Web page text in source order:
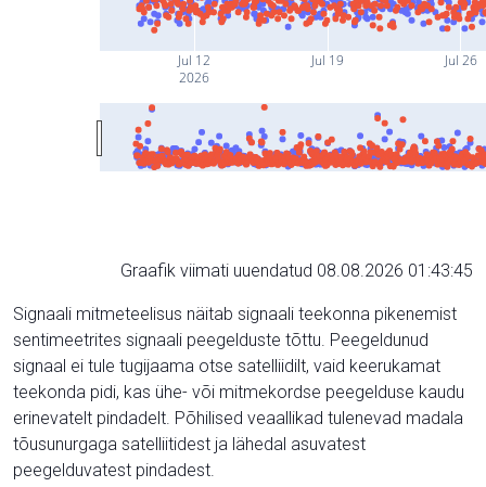
Jul 12
2026
Jul 19 Jul 26
Graafik viimati uuendatud 08.08.2026 01:43:45
Signaali mitmeteelisus näitab signaali teekonna pikenemist
sentimeetrites signaali peegelduste tõttu. Peegeldunud
signaal ei tule tugijaama otse satelliidilt, vaid keerukamat
teekonda pidi, kas ühe- või mitmekordse peegelduse kaudu
erinevatelt pindadelt. Põhilised veaallikad tulenevad madala
tõusunurgaga satelliitidest ja lähedal asuvatest
peegelduvatest pindadest.